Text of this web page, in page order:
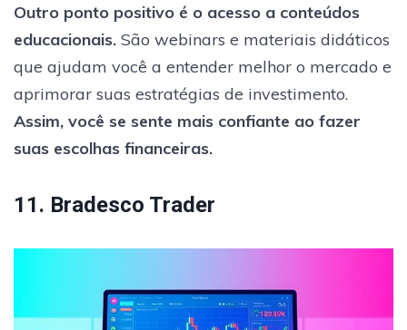
Outro ponto positivo é o acesso a conteúdos
educacionais. São webinars e materiais didáticos
que ajudam você a entender melhor o mercado e
aprimorar suas estratégias de investimento.
Assim, você se sente mais confiante ao fazer
suas escolhas financeiras.
11. Bradesco Trader